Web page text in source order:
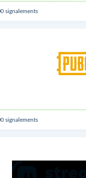
0 signalements
0 signalements